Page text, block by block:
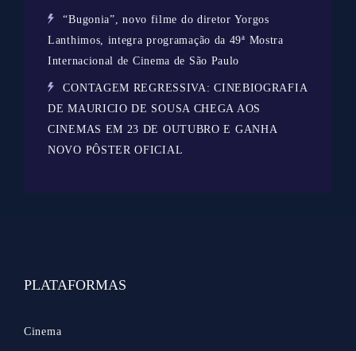
“Bugonia”, novo filme do diretor Yorgos
Lanthimos, integra programação da 49ª Mostra
Internacional de Cinema de São Paulo
CONTAGEM REGRESSIVA: CINEBIOGRAFIA
DE MAURICIO DE SOUSA CHEGA AOS
CINEMAS EM 23 DE OUTUBRO E GANHA
NOVO PÔSTER OFICIAL
PLATAFORMAS
Cinema